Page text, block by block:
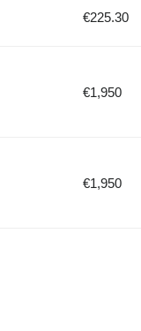
€225.30
€1,950
€1,950